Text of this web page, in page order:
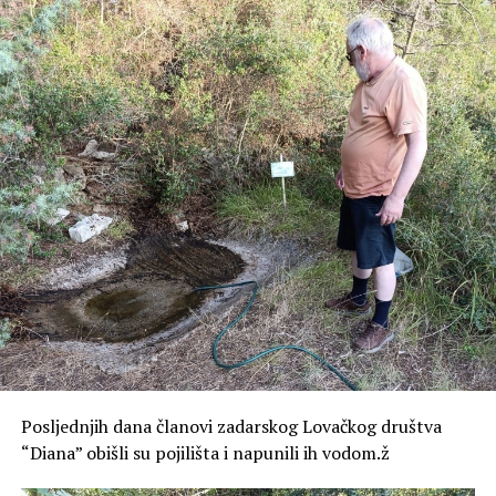
domaćih i stranih vozila kako u prometnom toku tako i
na parkirališnim površinama unutar zone obuhvata.
Za potrebe Studije i razmatranja eventualnog uvođenja
zone posebnog režima u dogledno vrijeme provest će se
i brojanje prometa kod Lančanih vrata, a cilj je stvoriti
podatkovnu bazu i saznati distribuciju tokova, odnosno
koliko vozila je ušlo u zonu posebnog režima, a koliko ih
se polukružno okrenulo.
Cijeli sustav regulacije prometa na Poluotoku dio je šire
prometne strategije koja osim ograničavanja prometa na
Poluotoku, podrazumijeva i parkirne površine van
Poluotoka i dodatno poboljšanje javnog prijevoza i
uređenje parkirne politike i širenje parkirnih zona izvan
Poluotoka.
Posljednjih dana članovi zadarskog Lovačkog društva
“Diana” obišli su pojilišta i napunili ih vodom.ž